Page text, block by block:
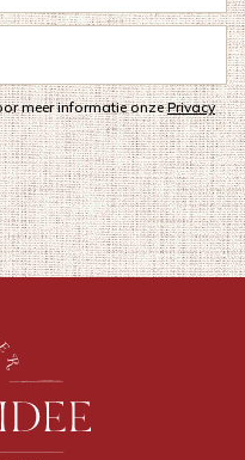
meer informatie onzePrivacy